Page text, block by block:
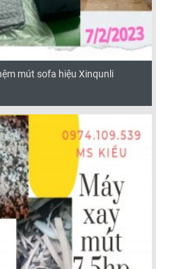
mút sofa hiệu Xinqunli